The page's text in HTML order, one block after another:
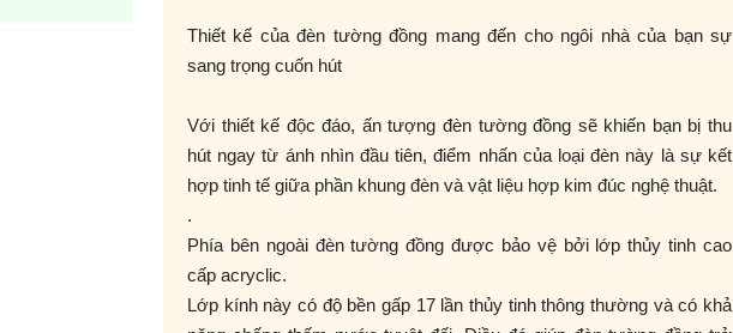
Thiết kế của đèn tường đồng mang đến cho ngôi nhà của bạn sự
sang trọng cuốn hút
Với thiết kế độc đáo, ấn tượng đèn tường đồng sẽ khiến bạn bị thu
hút ngay từ ánh nhìn đầu tiên, điểm nhấn của loại đèn này là sự kết
hợp tinh tế giữa phần khung đèn và vật liệu hợp kim đúc nghệ thuật.
.
Phía bên ngoài đèn tường đồng được bảo vệ bởi lớp thủy tinh cao
cấp acryclic.
Lớp kính này có độ bền gấp 17 lần thủy tinh thông thường và có khả